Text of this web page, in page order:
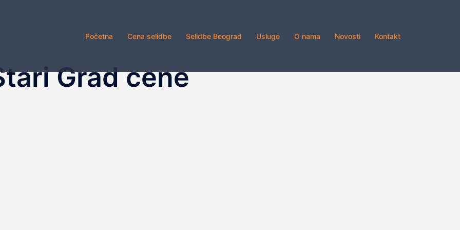
Početna Cena selidbe Selidbe Beograd Usluge O nama Novosti Kontakt
Grad cene